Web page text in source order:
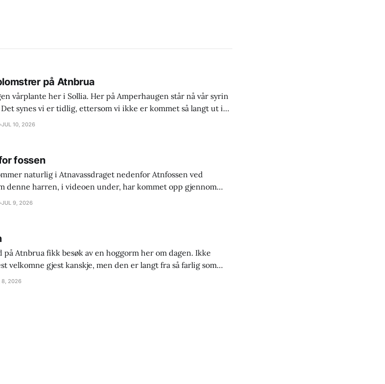
på Atnbrua
vårplante her i Sollia. Her på Amperhaugen står nå vår syrin
synes vi er tidlig, ettersom vi ikke er kommet så langt ut i
fra barne- og ungdomsår at den blomstret i august. Så dette
JUL 10, 2026
fossen
naturlig i Atnavassdraget nedenfor Atnfossen ved
denne harren, i videoen under, har kommet opp gjennom
sjølv, eller har fått hjelp, er bare spekulasjoner. Atna
JUL 9, 2026
på Atnbrua fikk besøk av en hoggorm her om dagen. Ikke
velkomne gjest kanskje, men den er langt fra så farlig som
er den eneste giftslangen her i landet. Det anslås
8, 2026